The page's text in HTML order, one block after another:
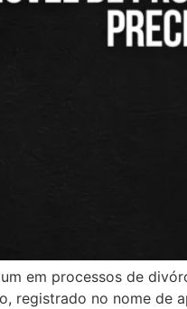
em processos de
registrado no nome de